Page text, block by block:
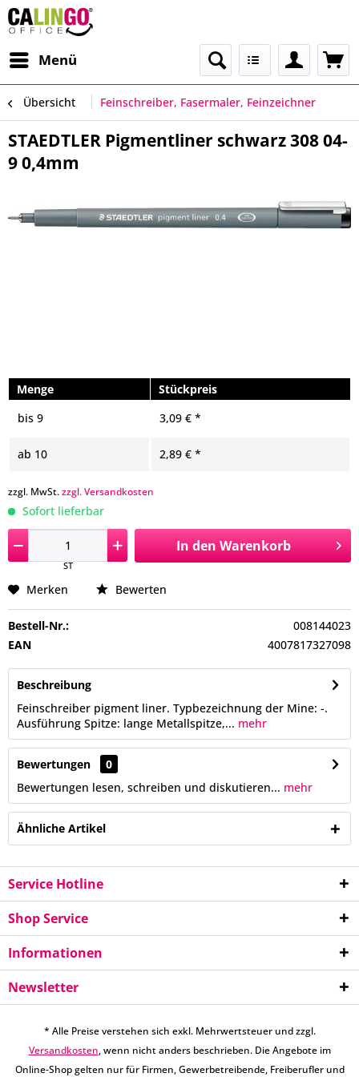
Menü
Übersicht Feinschreiber, Fasermaler, Feinzeichner
STAEDTLER Pigmentliner schwarz 308 04-
9 0,4mm
Menge
Stückpreis
bis 9 3,09 € *
ab 10 2,89 € *
zzgl. MwSt.zzgl. Versandkosten
Sofort lieferbar
ST
In den Warenkorb
Merken Bewerten
Bestell-Nr.:
008144023
EAN
4007817327098
Beschreibung
Feinschreiber pigment liner. Typbezeichnung der Mine: -.
Ausführung Spitze: lange Metallspitze,... mehr
Bewertungen
0
Bewertungen lesen, schreiben und diskutieren... mehr
Ähnliche Artikel
Service Hotline
Shop Service
Informationen
Newsletter
* Alle Preise verstehen sich exkl. Mehrwertsteuer und zzgl.
Versandkosten, wenn nicht anders beschrieben. Die Angebote im
Online-Shop gelten nur für Firmen, Gewerbetreibende, Freiberufler und